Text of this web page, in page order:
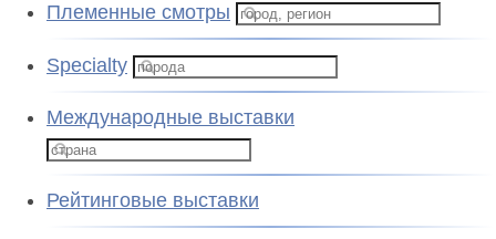
Племенные смотры
Specialty
Международные выставки
Рейтинговые выставки